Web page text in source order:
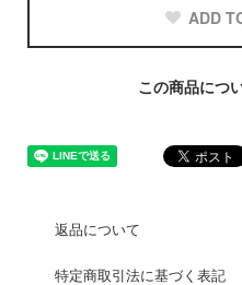
ADD
この商品につ
返品について
特定商取引法に基づく表記